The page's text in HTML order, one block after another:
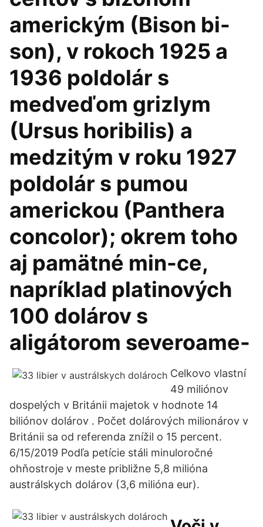
americkým (Bison bi-
son), v rokoch 1925 a
1936 poldolár s
medveďom grizlym
(Ursus horibilis) a
medzitým v roku 1927
poldolár s pumou
americkou (Panthera
concolor); okrem toho
aj pamätné min-ce,
napríklad platinových
100 dolárov s
aligátorom severoame-
Celkovo vlastní
49 miliónov
dospelých v Británii majetok v hodnote 14
biliónov dolárov . Počet dolárových milionárov v
Británii sa od referenda znížil o 15 percent.
6/15/2019 Podľa petície stáli minuloročné
ohňostroje v meste približne 5,8 milióna
austrálskych dolárov (3,6 milióna eur).